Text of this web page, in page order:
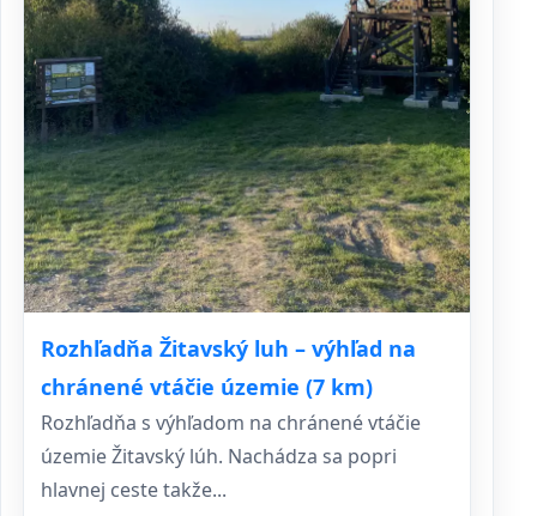
Rozhľadňa Žitavský luh – výhľad na
chránené vtáčie územie (7 km)
Rozhľadňa s výhľadom na chránené vtáčie
územie Žitavský lúh. Nachádza sa popri
hlavnej ceste takže...